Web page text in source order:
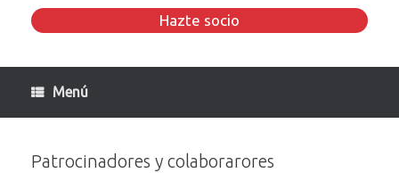
Hazte socio
Menú
Patrocinadores y colaborarores